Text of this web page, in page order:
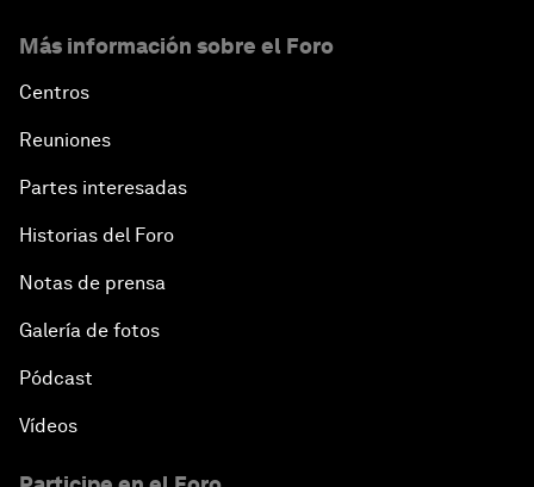
Más información sobre el Foro
Centros
Reuniones
Partes interesadas
Historias del Foro
Notas de prensa
Galería de fotos
Pódcast
Vídeos